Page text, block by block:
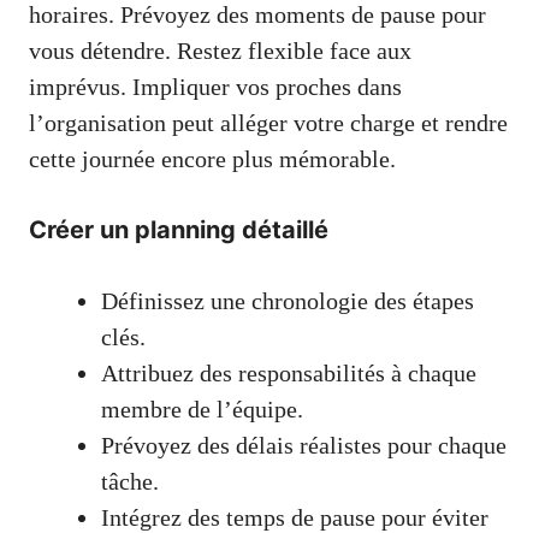
horaires. Prévoyez des moments de pause pour
vous détendre. Restez flexible face aux
imprévus. Impliquer vos proches dans
l’organisation peut alléger votre charge et rendre
cette journée encore plus mémorable.
Créer un planning détaillé
Définissez une chronologie des étapes
clés.
Attribuez des responsabilités à chaque
membre de l’équipe.
Prévoyez des délais réalistes pour chaque
tâche.
Intégrez des temps de pause pour éviter